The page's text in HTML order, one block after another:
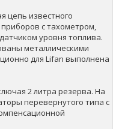
цепь известного
с тахометром,
уровня топлива.
металлическими
для Lifan выполнена
2 литра резерва. На
перевернутого типа с